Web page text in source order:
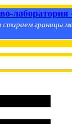
лаборатория
границы